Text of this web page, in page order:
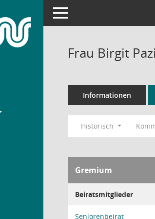
Toggle navigation
Frau Birgit
Informationen
Historisch
Gremium
Beiratsmitglieder
Seniorenbeirat